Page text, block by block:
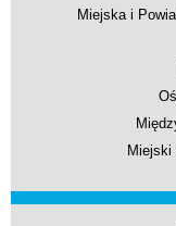
Miejska i
Miejski